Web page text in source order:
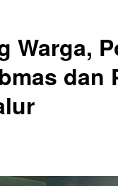
Warga,
dan